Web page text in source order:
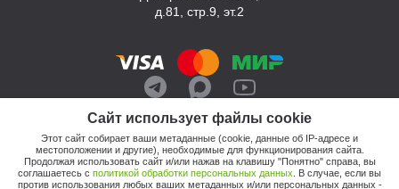
Сайт использует файлы cookie
Этот сайт собирает ваши метаданные (cookie, данные об IP-адресе и
местоположении и другие), необходимые для функционирования сайта.
Продолжая использовать сайт и/или нажав на клавишу "Понятно" справа, вы
соглашаетесь с политикой обработки персональных данных . В случае, если вы
против использования любых ваших метаданных и/или персональных данных -
д.81, стр.9, эт.2